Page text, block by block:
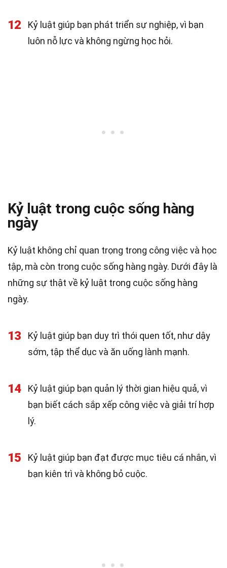
12
Kỷ luật giúp bạn phát triển sự nghiệp, vì bạn
luôn nỗ lực và không ngừng học hỏi.
Kỷ luật trong cuộc sống hàng
ngày
Kỷ luật không chỉ quan trọng trong công việc và học
tập, mà còn trong cuộc sống hàng ngày. Dưới đây là
những sự thật về kỷ luật trong cuộc sống hàng
ngày.
13
Kỷ luật giúp bạn duy trì thói quen tốt, như dậy
sớm, tập thể dục và ăn uống lành mạnh.
14
Kỷ luật giúp bạn quản lý thời gian hiệu quả, vì
bạn biết cách sắp xếp công việc và giải trí hợp
lý.
15
Kỷ luật giúp bạn đạt được mục tiêu cá nhân, vì
bạn kiên trì và không bỏ cuộc.